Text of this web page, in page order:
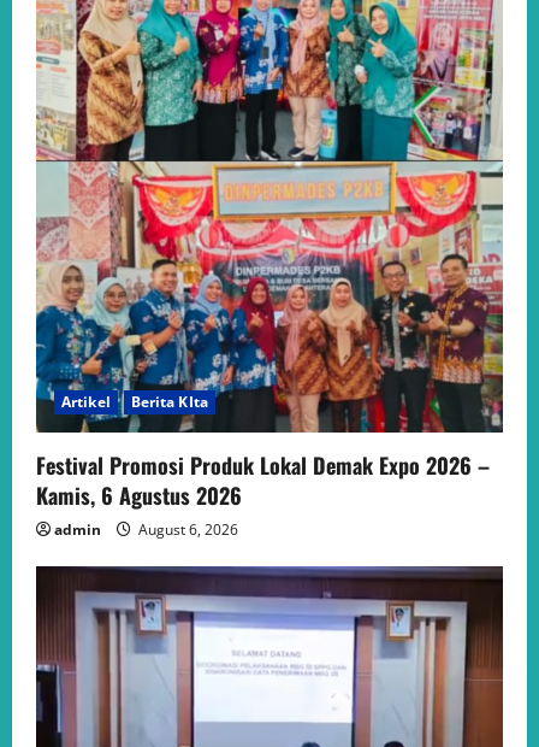
Artikel Berita KIta
Festival Promosi Produk Lokal Demak Expo 2026 –
Kamis, 6 Agustus 2026
admin August 6, 2026